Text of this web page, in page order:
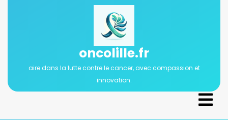
oncolille.fr
aire dans la lutte contre le cancer, avec compassion et
innovation.